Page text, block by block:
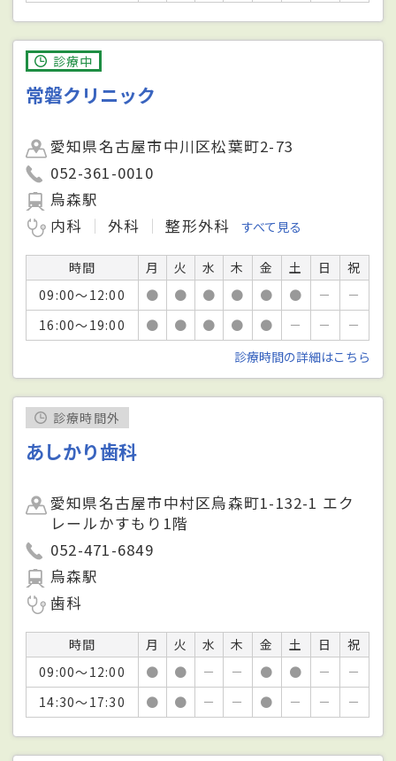
診療中
常磐クリニック
愛知県名古屋市中川区松葉町2-73
052-361-0010
烏森駅
内科
外科 整形外科 すべて見る
時間 月 火 水 木 金 土 日
祝
09:00～12:00
● ● ● ● ● ● －
－
16:00～19:00
● ● ● ● ● － －
－
診療時間の詳細はこちら
診療時間外
あしかり歯科
愛知県名古屋市中村区烏森町1-132-1 エク
レールかすもり1階
052-471-6849
烏森駅
歯科
時間 月 火 水 木 金 土 日
祝
09:00～12:00
● ● － － ● ● －
－
14:30～17:30
● ● － － ● － － －